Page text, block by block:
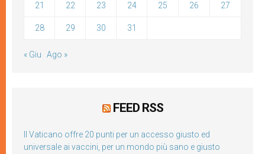
21 22 23 24 25 26 27
28 29 30 31
« Giu Ago »
FEED RSS
Il Vaticano offre 20 punti per un accesso giusto ed
universale ai vaccini, per un mondo più sano e giusto